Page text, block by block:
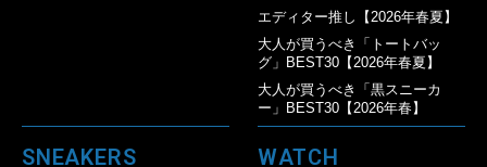
エディター推し【2026年春夏】
大人が買うべき「トートバッ
グ」BEST30【2026年春夏】
大人が買うべき「黒スニーカ
ー」BEST30【2026年春】
SNEAKERS WATCH